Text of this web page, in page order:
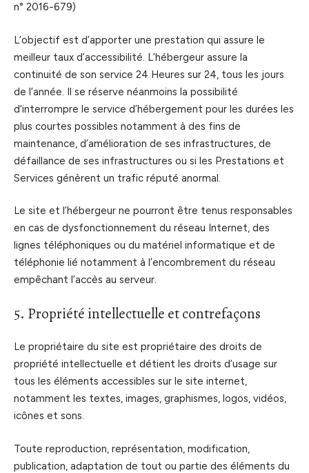
n° 2016-679)
L’objectif est d’apporter une prestation qui assure le
meilleur taux d’accessibilité. L’hébergeur assure la
continuité de son service 24 Heures sur 24, tous les jours
de l’année. Il se réserve néanmoins la possibilité
d’interrompre le service d’hébergement pour les durées les
plus courtes possibles notamment à des fins de
maintenance, d’amélioration de ses infrastructures, de
défaillance de ses infrastructures ou si les Prestations et
Services génèrent un trafic réputé anormal.
Le site et l’hébergeur ne pourront être tenus responsables
en cas de dysfonctionnement du réseau Internet, des
lignes téléphoniques ou du matériel informatique et de
téléphonie lié notamment à l’encombrement du réseau
empêchant l’accès au serveur.
5. Propriété intellectuelle et contrefaçons
Le propriétaire du site est propriétaire des droits de
propriété intellectuelle et détient les droits d’usage sur
tous les éléments accessibles sur le site internet,
notamment les textes, images, graphismes, logos, vidéos,
icônes et sons.
Toute reproduction, représentation, modification,
publication, adaptation de tout ou partie des éléments du